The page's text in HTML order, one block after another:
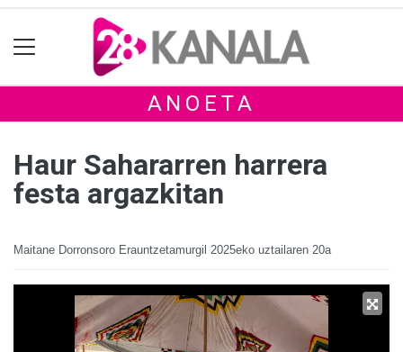
ANOETA
Haur Sahararren harrera
festa argazkitan
Maitane Dorronsoro Erauntzetamurgil 2025eko uztailaren 20a